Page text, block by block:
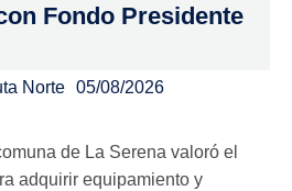
Fondo Presidente
Norte 05/08/2026
de La Serena valoró el
adquirir equipamiento y